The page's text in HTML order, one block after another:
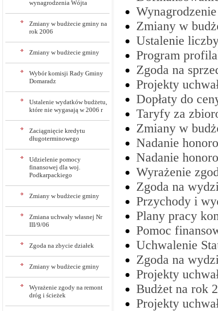
wynagrodzenia Wójta
Zmiany w budżecie gminy na
rok 2006
Zmiany w budżecie gminy
Wybór komisji Rady Gminy
Domaradz
Ustalenie wydatków budżetu,
które nie wygasają w 2006 r
Zaciągnięcie kredytu
długoterminowego
Udzielenie pomocy
finansowej dla woj.
Podkarpackiego
Zmiany w budżecie gminy
Zmiana uchwały własnej Nr
III/9/06
Zgoda na zbycie działek
Zmiany w budżecie gminy
Wyrażenie zgody na remont
dróg i ścieżek
Zmiany w
Ustalenie
Program
Zgoda na
Projekty
Dopłaty do
Taryfy za
Zmiany w
Nadanie
Nadanie
Wyrażenie
Zgoda na
Przychody i
Plany pracy
Pomoc
Uchwalenie
Zgoda na
Projekty
Budżet na rok
Projekty